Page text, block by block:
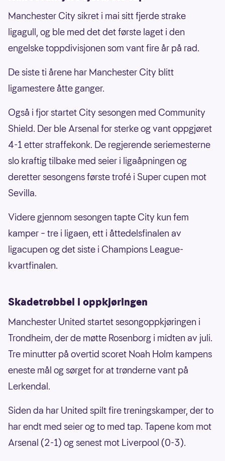
Manchester City sikret i mai sitt fjerde strake
ligagull, og ble med det det første laget i den
engelske toppdivisjonen som vant fire år på rad.
De siste ti årene har Manchester City blitt
ligamestere åtte ganger.
Også i fjor startet City sesongen med Community
Shield. Der ble Arsenal for sterke og vant oppgjøret
4-1 etter straffekonk. De regjerende seriemesterne
slo kraftig tilbake med seier i ligaåpningen og
deretter sesongens første trofé i Super cupen mot
Sevilla.
Videre gjennom sesongen tapte City kun fem
kamper – tre i ligaen, ett i åttedelsfinalen av
ligacupen og det siste i Champions League-
kvartfinalen.
Skadetrøbbel i oppkjøringen
Manchester United startet sesongoppkjøringen i
Trondheim, der de møtte Rosenborg i midten av juli.
Tre minutter på overtid scoret Noah Holm kampens
eneste mål og sørget for at trønderne vant på
Lerkendal.
Siden da har United spilt fire treningskamper, der to
har endt med seier og to med tap. Tapene kom mot
Arsenal (2-1) og senest mot Liverpool (0-3).